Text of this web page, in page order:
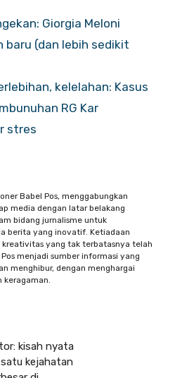
Giorgia Meloni
(dan lebih sedikit
kelelahan: Kasus
RG Kar
stres
Babel Pos, menggabungkan
media dengan latar belakang
bidang jurnalisme untuk
berita yang inovatif. Ketiadaan
yang tak terbatasnya telah
menjadi sumber informasi yang
menghibur, dengan menghargai
keragaman.
kisah nyata
kejahatan